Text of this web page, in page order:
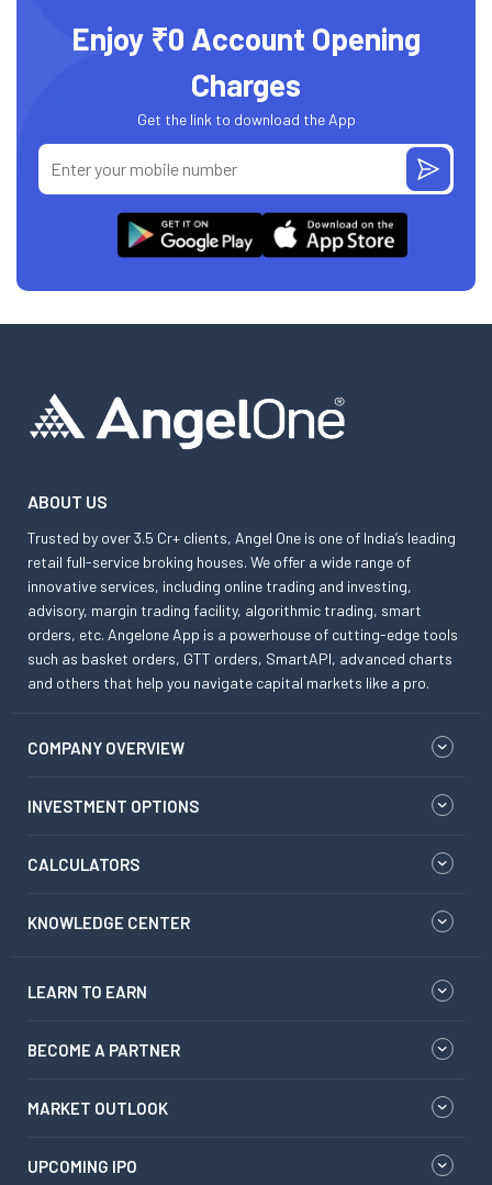
Enjoy ₹0 Account Opening
Charges
Get the link to download the App
ABOUT US
Trusted by over 3.5 Cr+ clients, Angel One is one of India’s leading
retail full-service broking houses. We offer a wide range of
innovative services, including online trading and investing,
advisory, margin trading facility, algorithmic trading, smart
orders, etc. Angelone App is a powerhouse of cutting-edge tools
such as basket orders, GTT orders, SmartAPI, advanced charts
and others that help you navigate capital markets like a pro.
COMPANY OVERVIEW
INVESTMENT OPTIONS
CALCULATORS
KNOWLEDGE CENTER
LEARN TO EARN
BECOME A PARTNER
MARKET OUTLOOK
UPCOMING IPO